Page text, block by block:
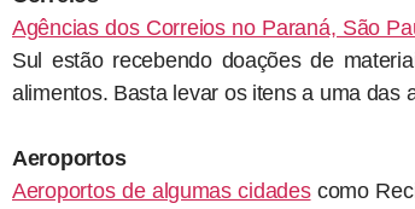
Agências dos Correios no Paraná, São
Sul estão recebendo doações de
alimentos. Basta levar os itens a uma das
Aeroportos
Aeroportos de algumas cidadescomo